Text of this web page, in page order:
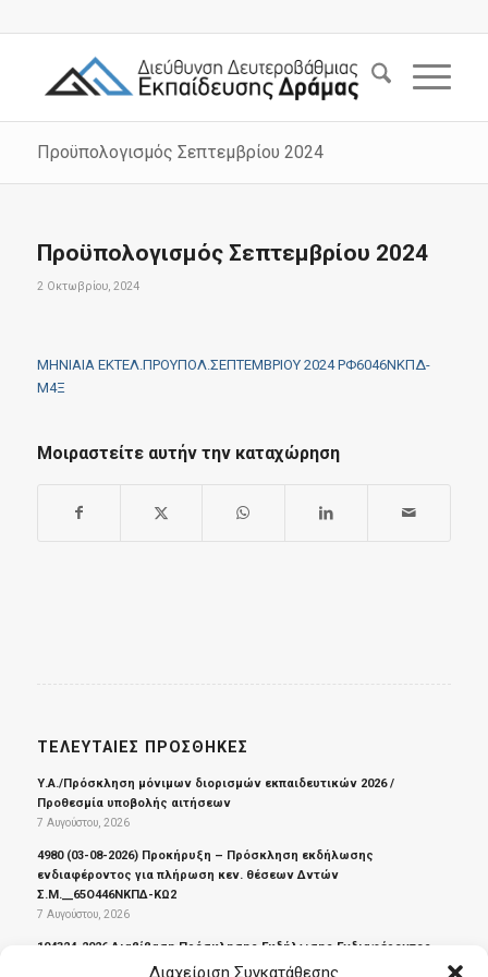
Διαχείριση Συγκατάθεσης
Προϋπολογισμός Σεπτεμβρίου 2024
Προϋπολογισμός Σεπτεμβρίου 2024
2 Οκτωβρίου, 2024
ΜΗΝΙΑΙΑ ΕΚΤΕΛ.ΠΡΟΥΠΟΛ.ΣΕΠΤΕΜΒΡΙΟΥ 2024 ΡΦ6046ΝΚΠΔ-
Μ4Ξ
Μοιραστείτε αυτήν την καταχώρηση
ΤΕΛΕΥΤΑΊΕΣ ΠΡΟΣΘΉΚΕΣ
Υ.Α./Πρόσκληση μόνιμων διορισμών εκπαιδευτικών 2026 /
Προθεσμία υποβολής αιτήσεων
7 Αυγούστου, 2026
4980 (03-08-2026) Προκήρυξη – Πρόσκληση εκδήλωσης
ενδιαφέροντος για πλήρωση κεν. θέσεων Δντών
Σ.Μ.__65Ο446ΝΚΠΔ-ΚΩ2
7 Αυγούστου, 2026
104324_2026 Διαβίβαση Πρόσκλησης Εκδήλωσης Ενδιαφέροντος
για πλήρωση με επιλογή των θέσεων Υποδιευθυντών/ντριών